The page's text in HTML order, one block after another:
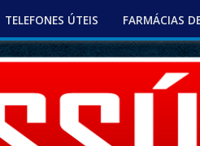
TELEFONES ÚTEIS FARMÁCIAS